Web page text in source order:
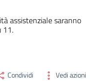
assistenziale saranno
11.
Condividi Vedi azioni